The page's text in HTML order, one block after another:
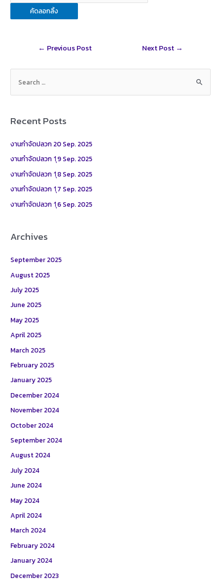
o
k
t
e
h
a
a
i
h
a
คัดลอกลิ้ง
← Previous Post Next Post →
h
:
Recent Posts
งานกำจัดปลวก 20 Sep. 2025
งานกำจัดปลวก 1ุ9 Sep. 2025
งานกำจัดปลวก 1ุ8 Sep. 2025
งานกำจัดปลวก 1ุ7 Sep. 2025
งานกำจัดปลวก 1ุ6 Sep. 2025
Archives
September 2025
August 2025
July 2025
June 2025
May 2025
April 2025
March 2025
February 2025
January 2025
December 2024
November 2024
October 2024
September 2024
August 2024
July 2024
June 2024
May 2024
April 2024
March 2024
February 2024
January 2024
December 2023